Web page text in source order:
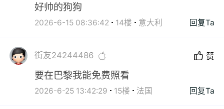
好帅的狗狗
2026-6-15 08:36:42 14楼 意大利 回复Ta
街友24244486 赞
要在巴黎我能免费照看
2026-6-25 13:42:29 15楼 法国 回复Ta